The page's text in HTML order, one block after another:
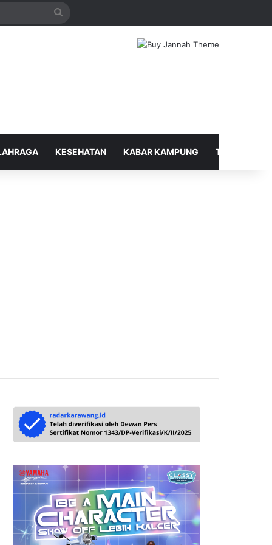
Search
KESEHATAN KABAR KAMPUNG TELUSUR